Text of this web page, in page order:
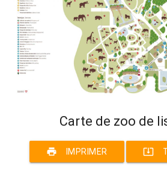
Carte de zoo de
print IMPRIMER system_update_alt